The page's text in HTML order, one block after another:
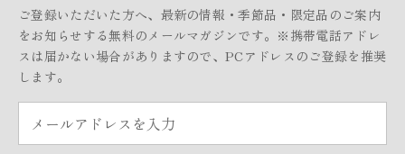
ご登録いただいた方へ、最新の情報・季節品・限定品のご案内
をお知らせする無料のメールマガジンです。※携帯電話アドレ
スは届かない場合がありますので、PCアドレスのご登録を推奨
します。